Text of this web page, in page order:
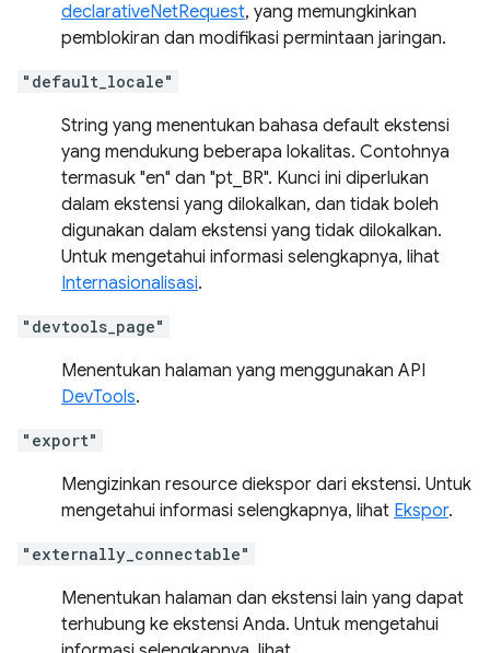
declarativeNetRequest, yang memungkinkan
pemblokiran dan modifikasi permintaan jaringan.
"default_locale"
String yang menentukan bahasa default ekstensi
yang mendukung beberapa lokalitas. Contohnya
termasuk "en" dan "pt_BR". Kunci ini diperlukan
dalam ekstensi yang dilokalkan, dan tidak boleh
digunakan dalam ekstensi yang tidak dilokalkan.
Untuk mengetahui informasi selengkapnya, lihat
Internasionalisasi.
"devtools_page"
Menentukan halaman yang menggunakan API
DevTools.
"export"
Mengizinkan resource diekspor dari ekstensi. Untuk
mengetahui informasi selengkapnya, lihat Ekspor.
"externally_connectable"
Menentukan halaman dan ekstensi lain yang dapat
terhubung ke ekstensi Anda. Untuk mengetahui